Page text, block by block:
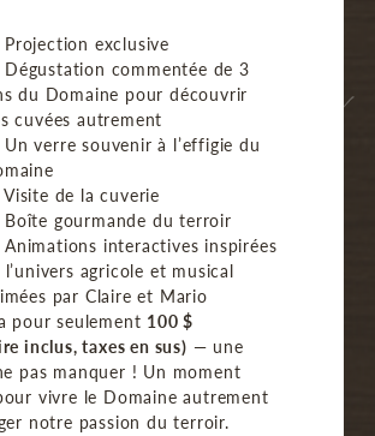
VINS
GROUPE
Projection exclusive
Dégustation commentée de 3
du Domaine pour découvrir
cuvées autrement
Un verre souvenir à l’effigie du
Visite de la cuverie
Boîte gourmande du terroir
Animations interactives inspirées
l’univers agricole et musical
par Claire et Mario
pour seulement 100 $
inclus, taxes en sus) — une
pas manquer ! Un moment
vivre le Domaine autrement
notre passion du terroir.